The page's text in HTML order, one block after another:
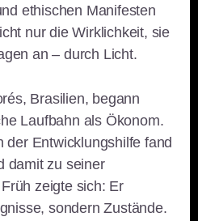
ethischen Manifesten
nur die Wirklichkeit, sie
an – durch Licht.
Brasilien, begann
Laufbahn als Ökonom.
der Entwicklungshilfe fand
damit zu seiner
zeigte sich: Er
sondern Zustände.